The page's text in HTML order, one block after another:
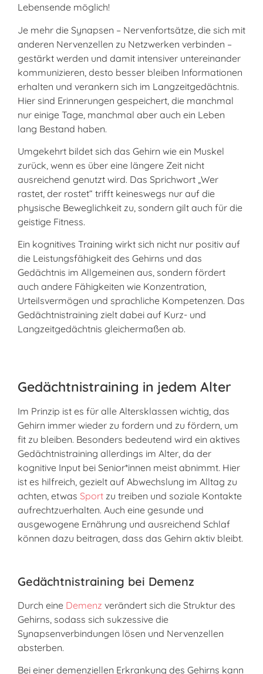
Lebensende möglich!
Je mehr die Synapsen – Nervenfortsätze, die sich mit
anderen Nervenzellen zu Netzwerken verbinden –
gestärkt werden und damit intensiver untereinander
kommunizieren, desto besser bleiben Informationen
erhalten und verankern sich im Langzeitgedächtnis.
Hier sind Erinnerungen gespeichert, die manchmal
nur einige Tage, manchmal aber auch ein Leben
lang Bestand haben.
Umgekehrt bildet sich das Gehirn wie ein Muskel
zurück, wenn es über eine längere Zeit nicht
ausreichend genutzt wird. Das Sprichwort „Wer
rastet, der rostet“ trifft keineswegs nur auf die
physische Beweglichkeit zu, sondern gilt auch für die
geistige Fitness.
Ein kognitives Training wirkt sich nicht nur positiv auf
die Leistungsfähigkeit des Gehirns und das
Gedächtnis im Allgemeinen aus, sondern fördert
auch andere Fähigkeiten wie Konzentration,
Urteilsvermögen und sprachliche Kompetenzen. Das
Gedächtnistraining zielt dabei auf Kurz- und
Langzeitgedächtnis gleichermaßen ab.
Gedächtnistraining in jedem Alter
Im Prinzip ist es für alle Altersklassen wichtig, das
Gehirn immer wieder zu fordern und zu fördern, um
fit zu bleiben. Besonders bedeutend wird ein aktives
Gedächtnistraining allerdings im Alter, da der
kognitive Input bei Senior*innen meist abnimmt. Hier
ist es hilfreich, gezielt auf Abwechslung im Alltag zu
achten, etwas Sport zu treiben und soziale Kontakte
aufrechtzuerhalten. Auch eine gesunde und
ausgewogene Ernährung und ausreichend Schlaf
können dazu beitragen, dass das Gehirn aktiv bleibt.
Gedächtnistraining bei Demenz
Durch eine Demenz verändert sich die Struktur des
Gehirns, sodass sich sukzessive die
Synapsenverbindungen lösen und Nervenzellen
absterben.
Bei einer demenziellen Erkrankung des Gehirns kann